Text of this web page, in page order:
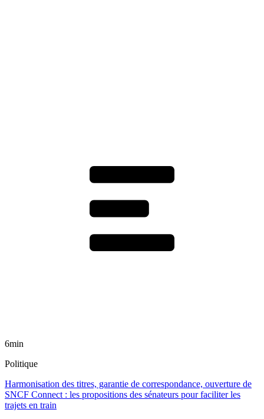
6min
Politique
Harmonisation des titres, garantie de correspondance, ouverture de
SNCF Connect : les propositions des sénateurs pour faciliter les
trajets en train